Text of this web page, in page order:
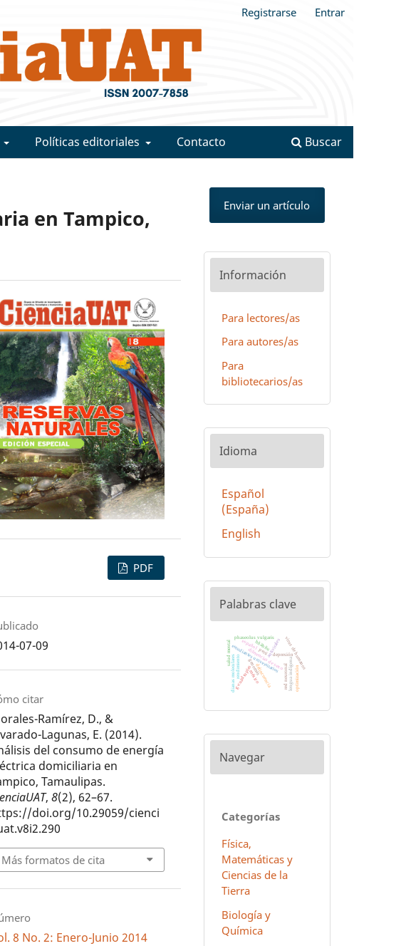
Políticas editoriales Contacto Buscar
Registrarse Entrar
en Tampico,
PDF
07-09
citar
Ramírez, D., &
Lagunas, E. (2014).
del consumo de energía
domiciliaria en
Tamaulipas.
,8(2), 62–67.
doi.org/10.29059/cienci
Más formatos de cita
8 No. 2: Enero-Junio 2014
Enviar un artículo
Información
Para lectores/as
Para autores/as
Para
bibliotecarios/as
Idioma
Español
(España)
English
Palabras clave
depresión
estudiantes universitarios
diferencias de sexo
salud mental
g-cuádruples
virus de humanos
genomas
antivirales
dianas moleculares delincuencia
perú
lengua indígena
hñähñu
español
red neuronal
méxico
rendimiento
phaseolus vulgaris
optimización
Navegar
Categorías
Física,
Matemáticas y
Ciencias de la
Tierra
Biología y
Química